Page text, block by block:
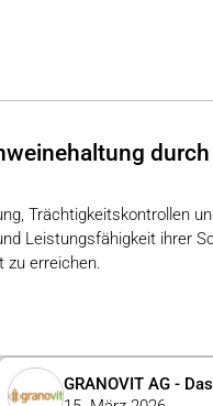
Trächtigkeitskontrollen
Leistungsfähigkeit ihrer
zu erreichen.
GRANOVIT AG -